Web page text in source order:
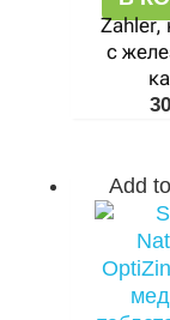
Zahler,
с
Add